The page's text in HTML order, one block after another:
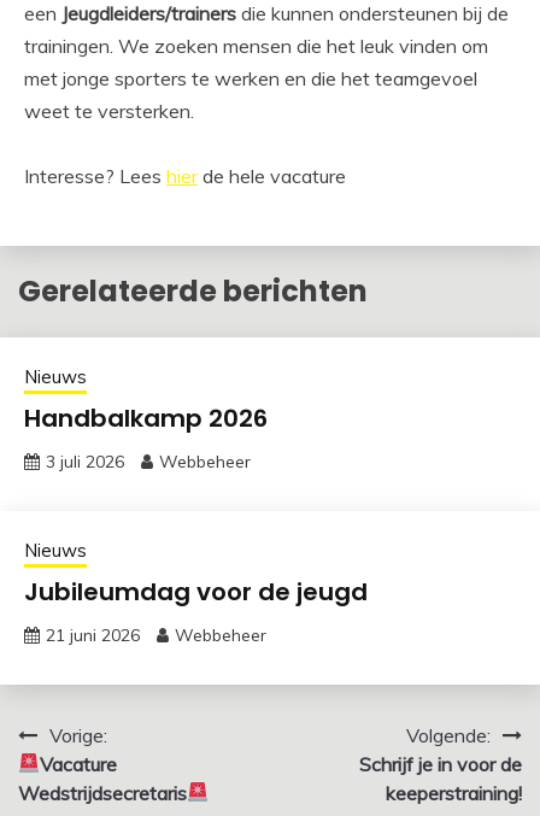
een Jeugdleiders/trainers die kunnen ondersteunen bij de
trainingen. We zoeken mensen die het leuk vinden om
met jonge sporters te werken en die het teamgevoel
weet te versterken.
Interesse? Lees hierde hele vacature
Gerelateerde berichten
Nieuws
Handbalkamp 2026
3 juli 2026 Webbeheer
Nieuws
Jubileumdag voor de jeugd
21 juni 2026 Webbeheer
Bericht
navigatie
Vorige:
Vacature
Wedstrijdsecretaris
Volgende:
Schrijf je in voor de
keeperstraining!